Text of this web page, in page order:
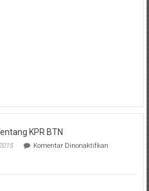
KPR BTN
Komentar Dinonaktifkanpada